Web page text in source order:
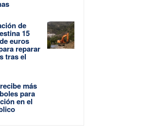
de
15
euros
reparar
tras el
más
para
en el